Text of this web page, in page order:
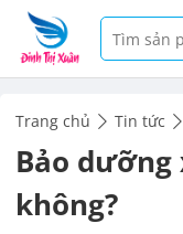
Trang chủ Tin tức
Bảo
không?